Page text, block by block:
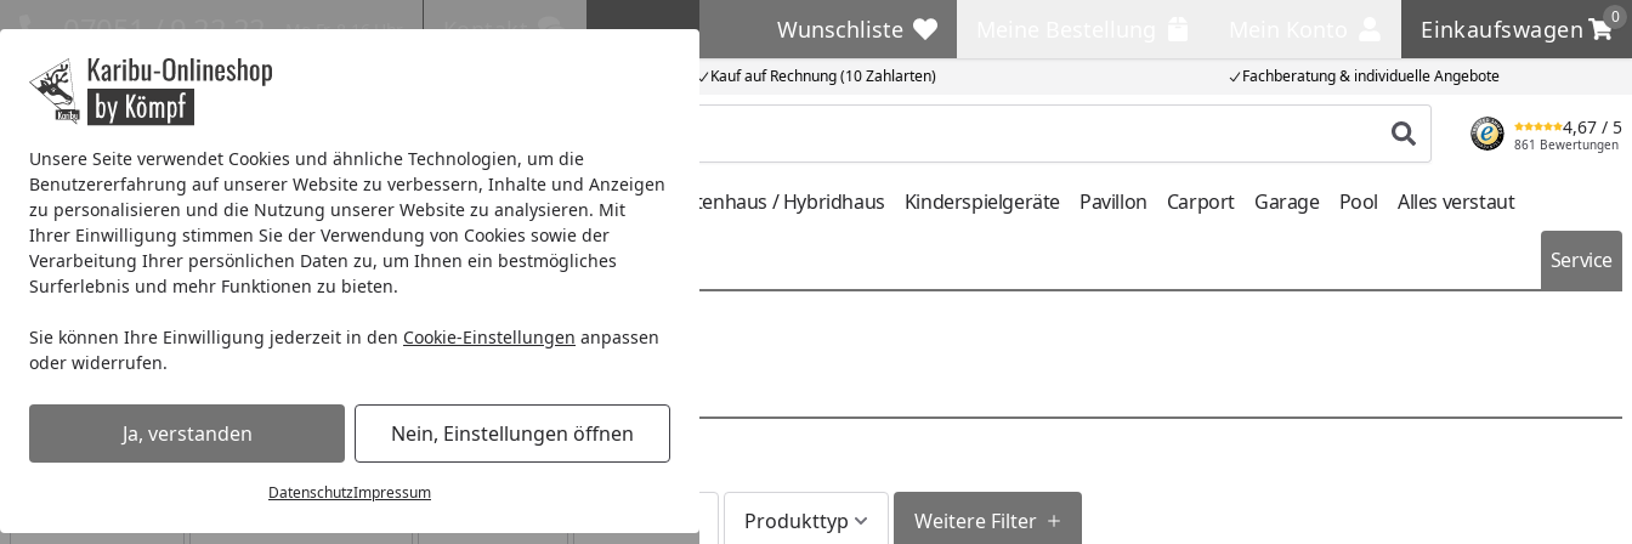
Unsere Seite verwendet Cookies und ähnliche Technologien, um die
Benutzererfahrung auf unserer Website zu verbessern, Inhalte und Anzeigen
zu personalisieren und die Nutzung unserer Website zu analysieren. Mit
Ihrer Einwilligung stimmen Sie der Verwendung von Cookies sowie der
Verarbeitung Ihrer persönlichen Daten zu, um Ihnen ein bestmögliches
Surferlebnis und mehr Funktionen zu bieten.
Sie können Ihre Einwilligung jederzeit in den Cookie-Einstellungen anpassen
oder widerrufen.
Ja, verstanden Nein, Einstellungen öffnen
DatenschutzImpressum
Eigene Montage-Teams Kauf auf Rechnung (10 Zahlarten) Fachberatung & individuelle Angebote
07051 / 9 22 22 Mo-Fr. 8-16 Uhr Kontakt Wunschliste
Wunschliste Einkaufswagen
0
Einkaufswagen
Produkt suchen
4,67 / 5
861 Bewertungen
Systemhaus Blockbohlenhaus Gartenhäuser Expresslieferung Metallgartenhaus / Hybridhaus Kinderspielgeräte Pavillon Carport Garage Pool Alles verstaut
Wellness % Sale % Service
Startseite
Carport Doppelcarport
Doppelcarport
Ihre Artikelübersicht
Produkttyp Weitere Filter